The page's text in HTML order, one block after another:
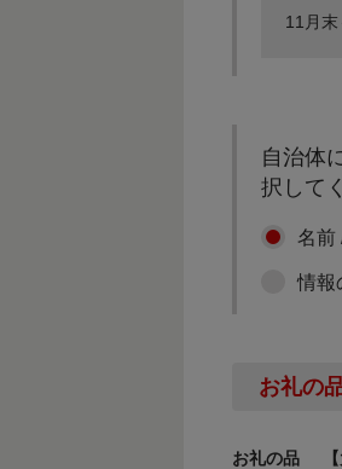
11月
自治体
択して
名前
情報
お礼の
お礼の品